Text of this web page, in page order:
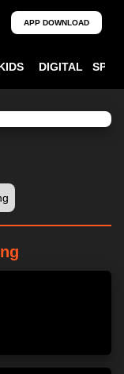
APP DOWNLOAD
DIGITAL